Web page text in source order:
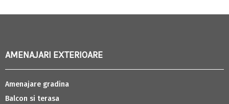
AMENAJARI EXTERIOARE
Amenajare gradina
Balcon si terasa